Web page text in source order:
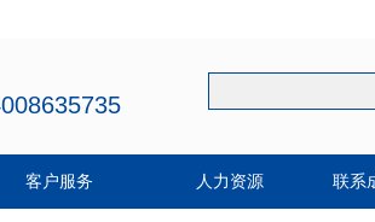
客户服务 人力资源 联系